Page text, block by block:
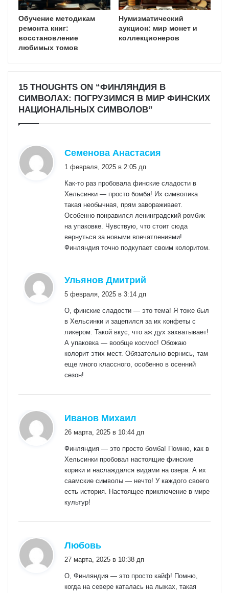
Обучение методикам
ремонта книг:
восстановление
любимых томов
Нумизматический
аукцион: мир монет и
коллекционеров
15 THOUGHTS ON “ФИНЛЯНДИЯ В
СИМВОЛАХ: ПОГРУЗИМСЯ В МИР ФИНСКИХ
НАЦИОНАЛЬНЫХ СИМВОЛОВ”
Семенова Анастасия
1 февраля, 2025 в 2:05 дп
Как-то раз пробовала финские сладости в
Хельсинки — просто бомба! Их символика
такая необычная, прям завораживает.
Особенно понравился ленинградский ромбик
на упаковке. Чувствую, что стоит сюда
вернуться за новыми впечатлениями!
Финляндия точно подкупает своим колоритом.
Ульянов Дмитрий
5 февраля, 2025 в 3:14 дп
О, финские сладости — это тема! Я тоже был
в Хельсинки и зацепился за их конфеты с
ликером. Такой вкус, что аж дух захватывает!
А упаковка — вообще космос! Обожаю
колорит этих мест. Обязательно вернись, там
еще много классного, особенно в осенний
сезон!
Иванов Михаил
26 марта, 2025 в 10:44 дп
Финляндия — это просто бомба! Помню, как в
Хельсинки пробовал настоящие финские
корики и наслаждался видами на озера. А их
саамские символы — нечто! У каждого своего
есть история. Настоящее приключение в мире
культур!
Любовь
27 марта, 2025 в 10:38 дп
О, Финляндия — это просто кайф! Помню,
когда на севере каталась на лыжах, такая